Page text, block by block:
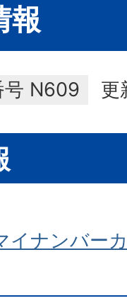
報
号 N609 更
イナンバー